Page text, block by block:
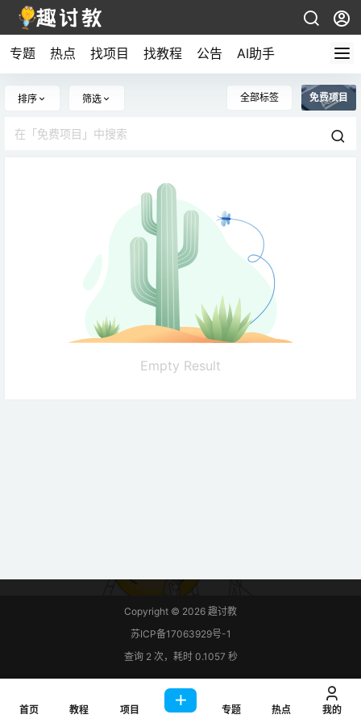
专题 热点 找项目 找教程 公告 AI助手
排序 筛选 全部标签 免费项目
Empty Result
Copyright © 2026 趣讨教
苏ICP备17063929号-1
查询 2 次，耗时 0.1057 秒
首页 教程 项目 专题 热点 我的